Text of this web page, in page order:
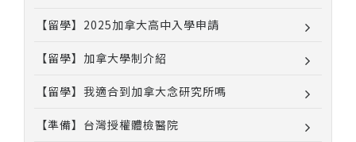
【留學】2025加拿大高中入學申請
【留學】加拿大學制介紹
【留學】我適合到加拿大念研究所嗎
【準備】台灣授權體檢醫院